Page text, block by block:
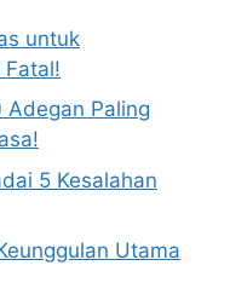
untuk
Fatal!
Adegan Paling
5 Kesalahan
Utama